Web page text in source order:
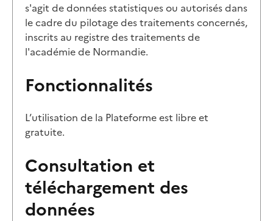
s'agit de données statistiques ou autorisés dans
le cadre du pilotage des traitements concernés,
inscrits au registre des traitements de
l'académie de Normandie.
Fonctionnalités
L’utilisation de la Plateforme est libre et
gratuite.
Consultation et
téléchargement des
données